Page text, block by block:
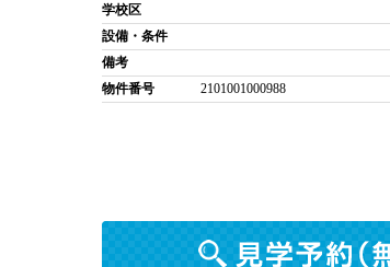
学校区
設備・条件
備考
物件番号
2101001000988